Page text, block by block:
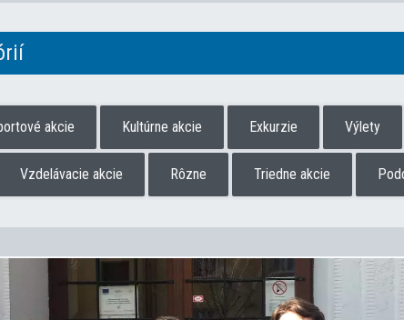
akcie Kultúrne akcie Exkurzie Výlety
Vzdelávacie akcie Rôzne Triedne akcie